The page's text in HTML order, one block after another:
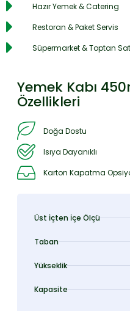
Yemek Kabı
Özellikleri
Doğa Dostu
Isıya Dayanıklı
Karton Kapatma
Üst İçten İçe Ölçü
Taban
Yükseklik
Kapasite
Hazır Yemek & Catering
Restoran & Paket Servis
Süpermarket & Toptan